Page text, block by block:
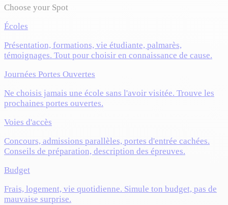
Choose your Spot
Écoles
Présentation, formations, vie étudiante, palmarès,
témoignages. Tout pour choisir en connaissance de cause.
Journées Portes Ouvertes
Ne choisis jamais une école sans l'avoir visitée. Trouve les
prochaines portes ouvertes.
Voies d'accès
Concours, admissions parallèles, portes d'entrée cachées.
Conseils de préparation, description des épreuves.
Budget
Frais, logement, vie quotidienne. Simule ton budget, pas de
mauvaise surprise.